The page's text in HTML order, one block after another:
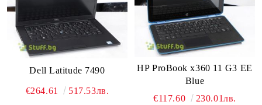
Dell Latitude 7490
€264.61 517.53лв.
HP ProBook x360 11 G3 EE
Blue
€117.60
230.01лв.